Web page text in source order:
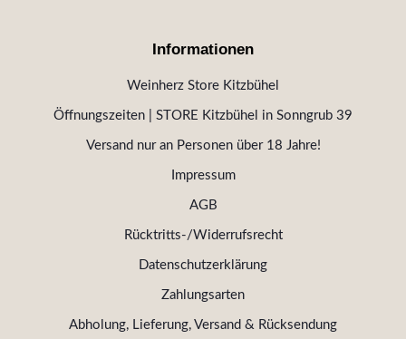
Informationen
Weinherz Store Kitzbühel
Öffnungszeiten | STORE Kitzbühel in Sonngrub 39
Versand nur an Personen über 18 Jahre!
Impressum
AGB
Rücktritts-/Widerrufsrecht
Datenschutzerklärung
Zahlungsarten
Abholung, Lieferung, Versand & Rücksendung